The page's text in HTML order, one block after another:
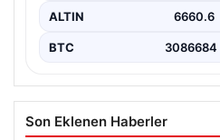
ALTIN 6660.6
BTC 3086684
Son Eklenen Haberler